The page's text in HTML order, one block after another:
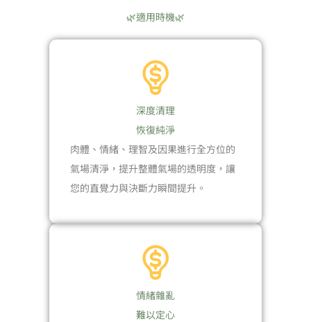
🌿適用時機🌿
深度清理
恢復純淨
肉體、情緒、理智及因果進行全方位的
氣場清淨，提升整體氣場的透明度，讓
您的直覺力與決斷力瞬間提升。
情緒雜亂
難以定心